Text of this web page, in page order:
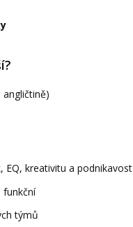
kreativitu a podnikavost
funkční
týmů